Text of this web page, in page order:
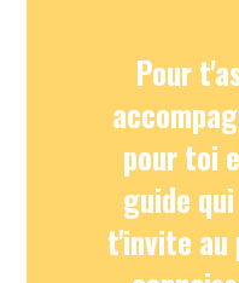
Pour
pour toi
guide
t'invite au